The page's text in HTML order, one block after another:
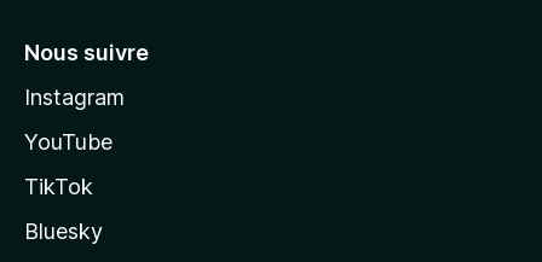
Nous suivre
Instagram
YouTube
TikTok
Bluesky